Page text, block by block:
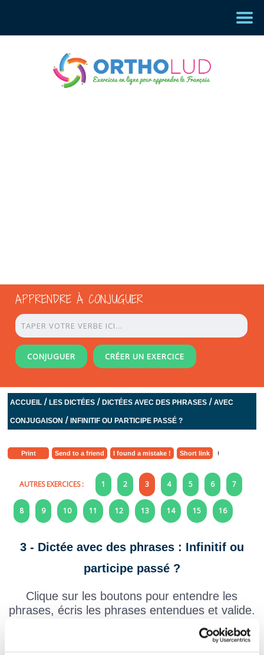
APPRENDRE À CONJUGUER
CONJUGUER CRÉER UN EXERCICE
ACCUEIL /LES DICTÉES /DICTÉES AVEC DES PHRASES /AVEC
CONJUGAISON / INFINITIF OU PARTICIPE PASSÉ ?
Print Send to a friend I found a mistake ! Short link
AUTRES EXERCICES : 1 2 3 4 5 6 7
8 9 10 11 12 13 14 15 16
3 - Dictée avec des phrases : Infinitif ou
participe passé ?
Clique sur les boutons pour entendre les
phrases, écris les phrases entendues et valide.
N'oublie pas de mettre une majuscule en début de phrase et une
ponctuation en fin de phrase. (Ne pas mettre de ponctuation dans